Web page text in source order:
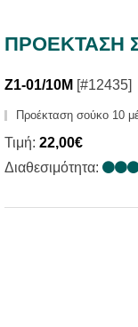
ΠΡΟΕΚΤΑΣΗ
Z1-01/10M [#12435]
Προέκταση σούκο 10
Τιμή: 22,00€
Διαθεσιμότητα: